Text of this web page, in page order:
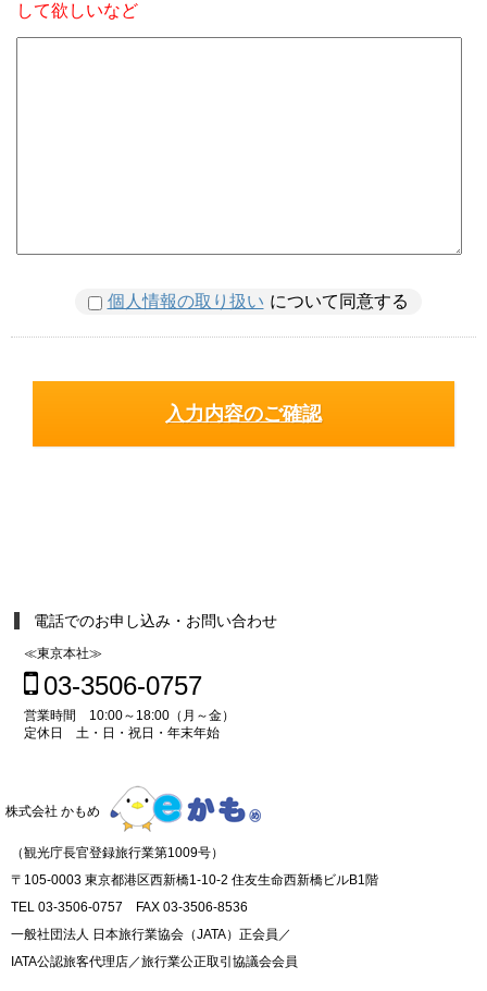
して欲しいなど
個人情報の取り扱い について同意する
電話でのお申し込み・お問い合わせ
≪東京本社≫
03-3506-0757
営業時間 10:00～18:00（月～金）
定休日 土・日・祝日・年末年始
株式会社 かもめ
（観光庁長官登録旅行業第1009号）
〒105-0003 東京都港区西新橋1-10-2 住友生命西新橋ビルB1階
TEL 03-3506-0757 FAX 03-3506-8536
一般社団法人 日本旅行業協会（JATA）正会員／
IATA公認旅客代理店／旅行業公正取引協議会会員